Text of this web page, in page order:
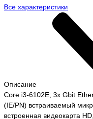
Все характеристики
Описание
Core i3-6102E; 3x Gbit
(IE/PN) встраиваемый
встроенная видеокарта